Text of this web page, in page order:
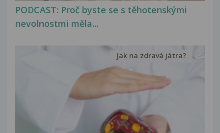
PODCAST: Proč byste se s těhotenskými
nevolnostmi měla...
Jak na zdravá játra?